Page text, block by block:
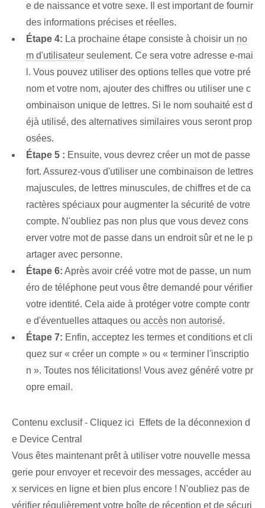
e de naissance et votre sexe. Il est important de fournir
des informations précises et réelles.
Étape 4: La prochaine étape ⁢consiste à choisir un no
m d'utilisateur seulement. Ce sera votre adresse e-mai
l. Vous pouvez utiliser des options telles que votre pré
nom et votre nom, ajouter des chiffres ou utiliser une c
ombinaison unique de lettres. Si le nom souhaité est d
éjà utilisé, des alternatives similaires vous seront prop
osées.
Étape ⁢5 : Ensuite, vous devrez créer un mot de passe
fort. ⁤Assurez-vous d'utiliser une combinaison de lettres
majuscules, de lettres minuscules, de chiffres et de ca
ractères spéciaux pour augmenter la sécurité de votre
compte. N'oubliez pas non plus que vous devez cons
erver votre mot de passe dans un endroit sûr et ne le p
artager avec personne.
Étape 6: Après avoir créé votre mot de passe, un num
éro de téléphone peut vous être demandé pour vérifier
votre identité. Cela aide‌ à protéger votre compte contr
e d'éventuelles attaques ou accès non autorisé.
Étape 7: Enfin, acceptez les termes et conditions et cli
quez sur « créer un compte » ou⁢ « terminer l'inscriptio
n ». Toutes nos félicitations! Vous avez généré votre pr
opre email.
Contenu exclusif - Cliquez ici Effets de la déconnexion d
e Device Central
Vous êtes maintenant prêt à utiliser votre nouvelle messa
gerie pour envoyer et recevoir des messages, accéder au
x services en ligne et bien plus encore ! N'oubliez pas de
vérifier régulièrement votre boîte de réception et de sécuri